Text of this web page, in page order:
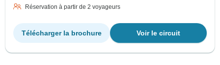
Réservation à partir de 2 voyageurs
Voir le circuit
Télécharger la brochure